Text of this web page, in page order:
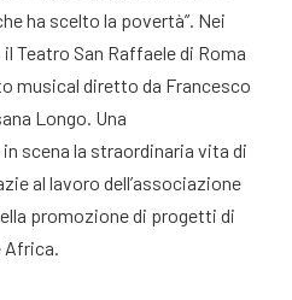
ha scelto la povertà”. Nei
il Teatro San Raffaele di Roma
musical diretto da Francesco
Longo. Una
scena la straordinaria vita di
al lavoro dell’associazione
promozione di progetti di